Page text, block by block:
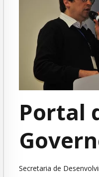
Portal
Secretaria de